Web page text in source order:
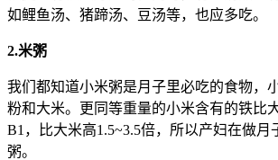
如鲤鱼汤、猪蹄汤、豆汤等，也应多吃。
2.米粥
我们都知道小米粥是月子里必吃的食物，
粉和大米。更同等重量的小米含有的铁比
B1，比大米高1.5~3.5倍，所以产妇在做月
粥。